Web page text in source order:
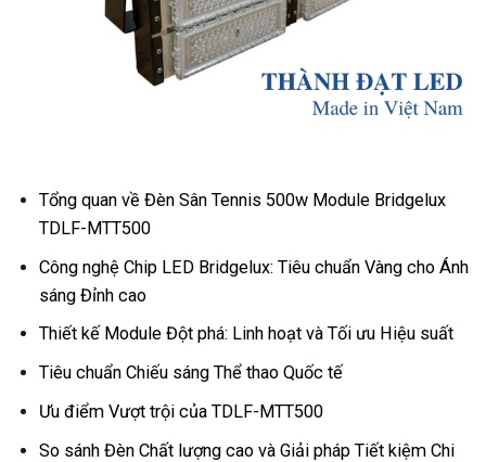
Tổng quan về Đèn Sân Tennis 500w Module Bridgelux
TDLF-MTT500
Công nghệ Chip LED Bridgelux: Tiêu chuẩn Vàng cho Ánh
sáng Đỉnh cao
Thiết kế Module Đột phá: Linh hoạt và Tối ưu Hiệu suất
Tiêu chuẩn Chiếu sáng Thể thao Quốc tế
Ưu điểm Vượt trội của TDLF-MTT500
So sánh Đèn Chất lượng cao và Giải pháp Tiết kiệm Chi